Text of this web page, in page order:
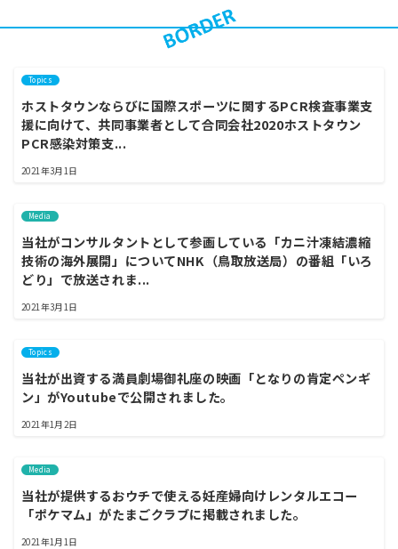
Topics
ホストタウンならびに国際スポーツに関するPCR検査事業支
援に向けて、共同事業者として合同会社2020ホストタウン
PCR感染対策支...
2021年3月1日
Media
当社がコンサルタントとして参画している「カニ汁凍結濃縮
技術の海外展開」についてNHK（鳥取放送局）の番組「いろ
どり」で放送されま...
2021年3月1日
Topics
当社が出資する満員劇場御礼座の映画「となりの肯定ペンギ
ン」がYoutubeで公開されました。
2021年1月2日
Media
当社が提供するおウチで使える妊産婦向けレンタルエコー
「ポケマム」がたまごクラブに掲載されました。
2021年1月1日